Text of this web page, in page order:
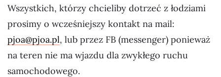
Wszystkich, którzy chcieliby dotrzeć z łodziami
prosimy o wcześniejszy kontakt na mail:
pjoa@pjoa.pl, lub przez FB (messenger) ponieważ
na teren nie ma wjazdu dla zwykłego ruchu
samochodowego.